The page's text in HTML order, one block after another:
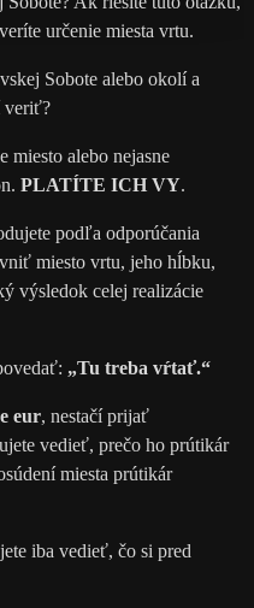
určenie miesta vrtu.
Sobote alebo okolí a
veriť?
miesto alebo nejasne
PLATÍTE ICH VY.
podľa odporúčania
miesto vrtu, jeho hĺbku,
výsledok celej realizácie
„Tu treba vŕtať.“
eur, nestačí prijať
vedieť, prečo ho prútikár
miesta prútikár
iba vedieť, čo si pred